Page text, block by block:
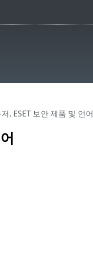
, ESET 보안 제품 및 언어